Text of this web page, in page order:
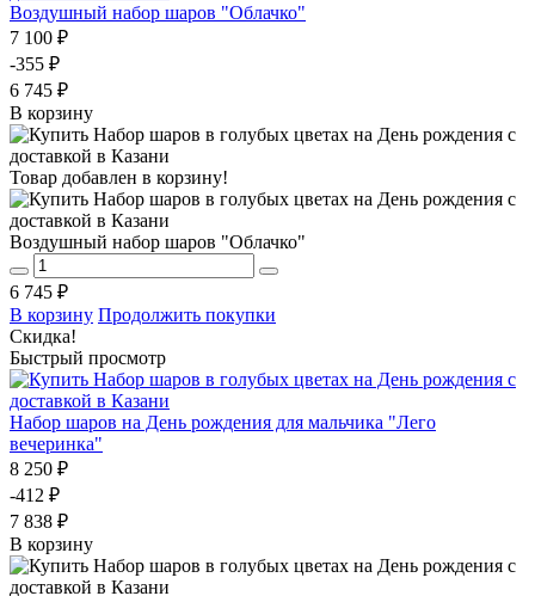
Воздушный набор шаров "Облачко"
7 100 ₽
-355 ₽
6 745 ₽
В корзину
Товар добавлен в корзину!
Воздушный набор шаров "Облачко"
6 745 ₽
В корзину Продолжить покупки
Скидка!
Быстрый просмотр
Набор шаров на День рождения для мальчика "Лего
вечеринка"
8 250 ₽
-412 ₽
7 838 ₽
В корзину